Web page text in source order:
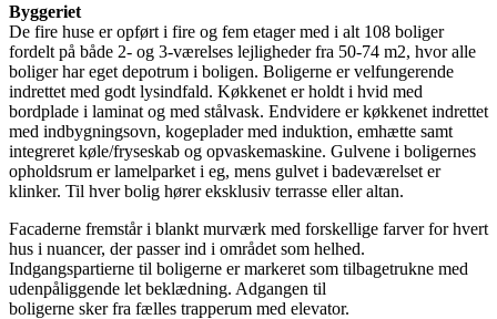
Byggeriet
De fire huse er opført i fire og fem etager med i alt 108 boliger
fordelt på både 2- og 3-værelses lejligheder fra 50-74 m2, hvor alle
boliger har eget depotrum i boligen. Boligerne er velfungerende
indrettet med godt lysindfald. Køkkenet er holdt i hvid med
bordplade i laminat og med stålvask. Endvidere er køkkenet indrettet
med indbygningsovn, kogeplader med induktion, emhætte samt
integreret køle/fryseskab og opvaskemaskine. Gulvene i boligernes
opholdsrum er lamelparket i eg, mens gulvet i badeværelset er
klinker. Til hver bolig hører eksklusiv terrasse eller altan.
Facaderne fremstår i blankt murværk med forskellige farver for hvert
hus i nuancer, der passer ind i området som helhed.
Indgangspartierne til boligerne er markeret som tilbagetrukne med
udenpåliggende let beklædning. Adgangen til
boligerne sker fra fælles trapperum med elevator.